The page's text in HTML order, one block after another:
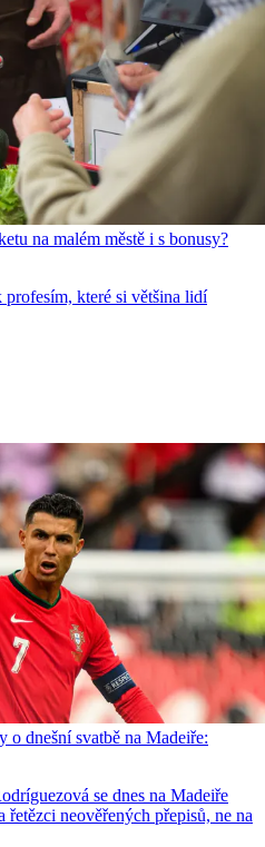
na malém městě i s bonusy?
které si většina lidí
o dnešní svatbě na Madeiře:
se dnes na Madeiře
neověřených přepisů, ne na